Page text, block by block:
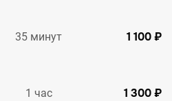
35 минут 1 100 ₽
1 час 1 300 ₽